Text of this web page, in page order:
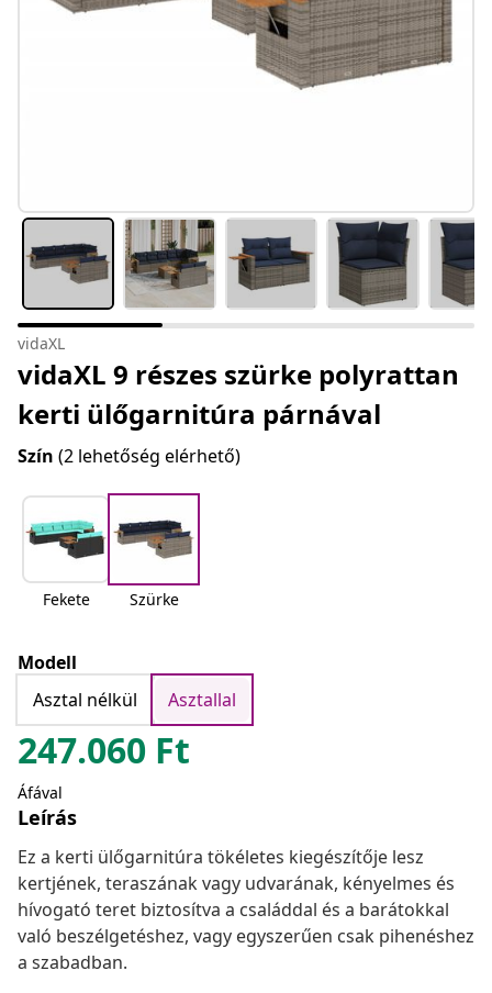
vidaXL
vidaXL 9 részes szürke polyrattan
kerti ülőgarnitúra párnával
Szín (2 lehetőség elérhető)
Fekete Szürke
Modell
Asztal nélkül
Asztallal
247.060 Ft
Áfával
Leírás
Ez a kerti ülőgarnitúra tökéletes kiegészítője lesz
kertjének, teraszának vagy udvarának, kényelmes és
hívogató teret biztosítva a családdal és a barátokkal
való beszélgetéshez, vagy egyszerűen csak pihenéshez
a szabadban.